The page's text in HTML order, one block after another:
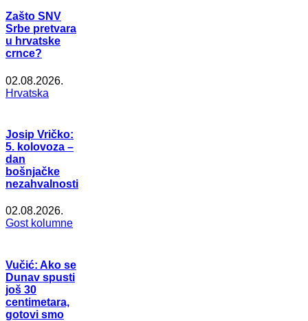
Zašto SNV
Srbe pretvara
u hrvatske
crnce?
02.08.2026.
Hrvatska
Josip Vričko:
5. kolovoza –
dan
bošnjačke
nezahvalnosti
02.08.2026.
Gost kolumne
Vučić: Ako se
Dunav spusti
još 30
centimetara,
gotovi smo